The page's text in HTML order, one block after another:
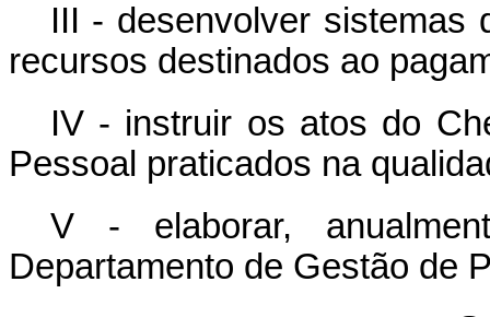
III - desenvolver sistemas
recursos destinados ao
IV - instruir os atos do
Pessoal praticados na
V - elaborar,
Departamento de Gestão de